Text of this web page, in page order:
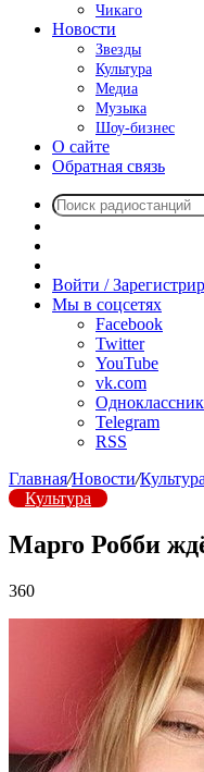
Чикаго
Новости
Звезды
Культура
Медиа
Музыка
Шоу-бизнес
О сайте
Обратная связь
радио
Войти /
Мы в соцсетях
Facebook
Twitter
YouTube
vk.com
Telegram
RSS
Главная/Новости/Культура
Культура
Марго Робби
360